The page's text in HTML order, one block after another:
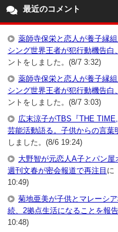
最近のコメント
薬師寺保栄と恋人が養子縁
シング世界王者が犯行動機告白
ントをしました。(8/7 3:32)
薬師寺保栄と恋人が養子縁
シング世界王者が犯行動機告白
ントをしました。(8/7 3:03)
広末涼子がTBS『THE
芸能活動語る。子供からの言葉
しました。(8/6 19:24)
大野智が元恋人A子とパン屋
週刊文春が密会報道で再注目 に
10:49)
菊地亜美が子供とマレーシ
続、2拠点生活になることを報告
10:48)